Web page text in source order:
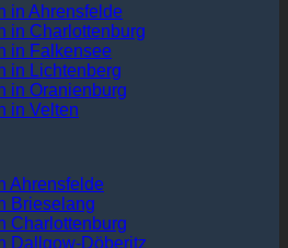
in Ahrensfelde
in Charlottenburg
in Falkensee
in Lichtenberg
in Oranienburg
in Velten
Ahrensfelde
Brieselang
Charlottenburg
Dallgow-Döberitz